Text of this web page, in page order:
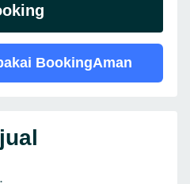
BookingAman